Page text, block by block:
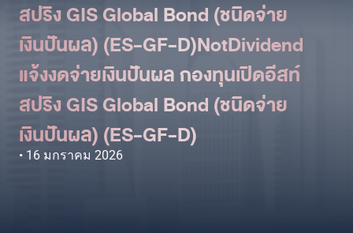
สปริง GIS Global Bond (ชนิดจ่าย
เงินปันผล) (ES-GF-D)NotDividend
แจ้งงดจ่ายเงินปันผล กองทุนเปิดอีสท์
สปริง GIS Global Bond (ชนิดจ่าย
เงินปันผล) (ES-GF-D)
16 มกราคม 2026